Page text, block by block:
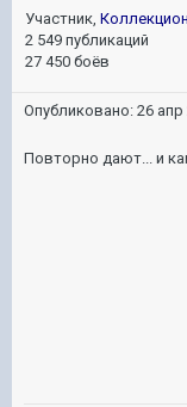
Участник,
2 549 публикаций
27 450 боёв
Опубликовано: 26 апр
Повторно дают... и